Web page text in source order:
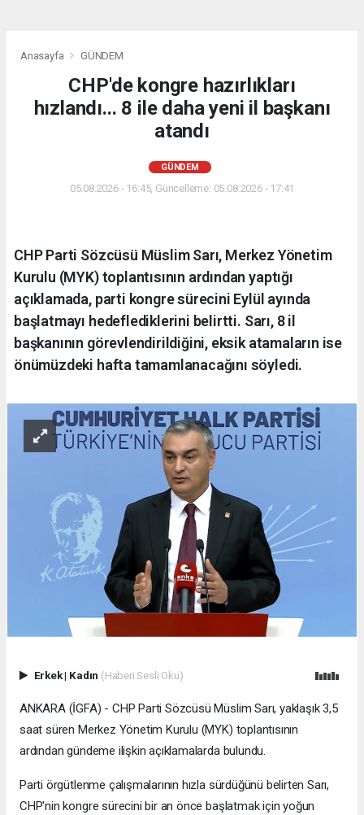
Anasayfa GÜNDEM
CHP'de kongre hazırlıkları
hızlandı... 8 ile daha yeni il başkanı
atandı
GÜNDEM
05.08.2026 - 16:45, Güncelleme: 05.08.2026 - 17:41
CHP Parti Sözcüsü Müslim Sarı, Merkez Yönetim
Kurulu (MYK) toplantısının ardından yaptığı
açıklamada, parti kongre sürecini Eylül ayında
başlatmayı hedeflediklerini belirtti. Sarı, 8 il
başkanının görevlendirildiğini, eksik atamaların ise
önümüzdeki hafta tamamlanacağını söyledi.
Erkek| Kadın (Haberi Sesli Oku)
ANKARA (İGFA) - CHP Parti Sözcüsü Müslim Sarı, yaklaşık 3,5
saat süren Merkez Yönetim Kurulu (MYK) toplantısının
ardından gündeme ilişkin açıklamalarda bulundu.
Parti örgütlenme çalışmalarının hızla sürdüğünü belirten Sarı,
CHP'nin kongre sürecini bir an önce başlatmak için yoğun